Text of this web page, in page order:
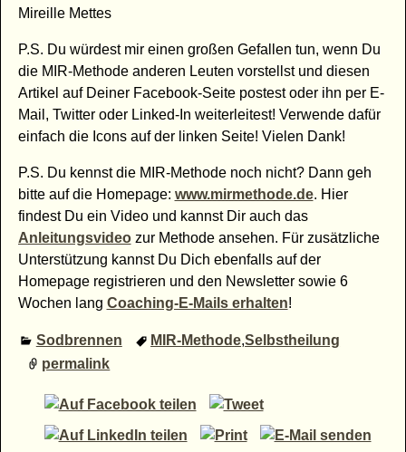
Mireille Mettes
P.S. Du würdest mir einen großen Gefallen tun, wenn Du
die MIR-Methode anderen Leuten vorstellst und diesen
Artikel auf Deiner Facebook-Seite postest oder ihn per E-
Mail, Twitter oder Linked-In weiterleitest! Verwende dafür
einfach die Icons auf der linken Seite! Vielen Dank!
P.S. Du kennst die MIR-Methode noch nicht? Dann geh
bitte auf die Homepage: www.mirmethode.de. Hier
findest Du ein Video und kannst Dir auch das
Anleitungsvideozur Methode ansehen. Für zusätzliche
Unterstützung kannst Du Dich ebenfalls auf der
Homepage registrieren und den Newsletter sowie 6
Wochen lang Coaching-E-Mails erhalten!
Sodbrennen MIR-Methode,Selbstheilung
permalink